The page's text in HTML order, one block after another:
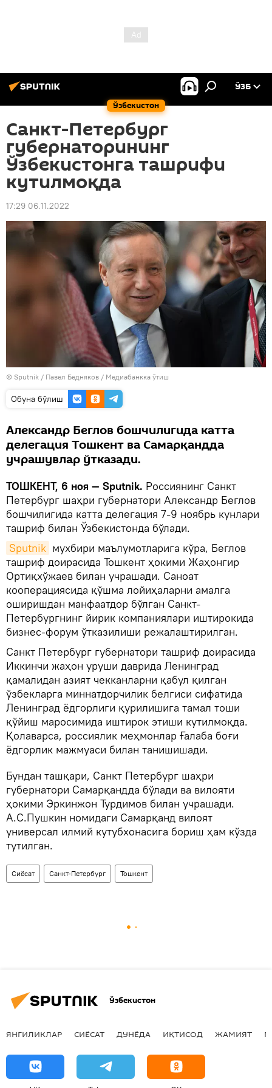
Ўзбекистон
ЎЗБ
Санкт-Петербург
губернаторининг
Ўзбекистонга ташрифи
кутилмоқда
17:29 06.11.2022
© Sputnik / Павел Бедняков / Медиабанкка ўтиш
Oбуна бўлиш
Александр Беглов бошчилигида катта
делегация Тошкент ва Самарқандда
учрашувлар ўтказади.
ТОШКЕНТ, 6 ноя — Sputnik. Россиянинг Санкт
Петербург шаҳри губернатори Александр Беглов
бошчилигида катта делегация 7-9 ноябрь кунлари
ташриф билан Ўзбекистонда бўлади.
Sputnik мухбири маълумотларига кўра, Беглов
ташриф доирасида Тошкент ҳокими Жаҳонгир
Ортиқхўжаев билан учрашади. Саноат
кооперациясида қўшма лойиҳаларни амалга
оширишдан манфаатдор бўлган Санкт-
Петербургнинг йирик компаниялари иштирокида
бизнес-форум ўтказилиши режалаштирилган.
Санкт Петербург губернатори ташриф доирасида
Иккинчи жаҳон уруши даврида Ленинград
қамалидан азият чекканларни қабул қилган
ўзбекларга миннатдорчилик белгиси сифатида
Ленинград ёдгорлиги қурилишига тамал тоши
қўйиш маросимида иштирок этиши кутилмоқда.
Қолаварса, россиялик меҳмонлар Ғалаба боғи
ёдгорлик мажмуаси билан танишишади.
Бундан ташқари, Санкт Петербург шаҳри
губернатори Самарқандда бўлади ва вилояти
ҳокими Эркинжон Турдимов билан учрашади.
А.С.Пушкин номидаги Самарқанд вилоят
универсал илмий кутубхонасига бориш ҳам кўзда
тутилган.
Сиёсат Санкт-Петербург Тошкент
Ўзбекистон
ЯНГИЛИКЛАР СИЁСАТ ДУНЁДА ИҚТИСОД ЖАМИЯТ